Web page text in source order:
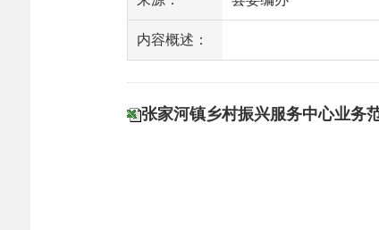
内容概述：
张家河镇乡村振兴服务中心业务